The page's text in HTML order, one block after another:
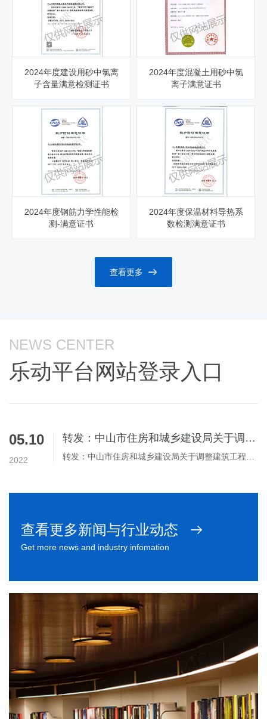
2024年度建设用砂中氯离
子含量满意检测证书
2024年度混凝土用砂中氯
离子满意证书
2024年度钢筋力学性能检
测-满意证书
2024年度保温材料导热系
数检测满意证书
查看更多
NEWS CENTER
乐动平台网站登录入口
05.10
2022
转发：中山市住房和城乡建设局关于调整建筑工程施工许可材料清单
查看更多新闻与行业动态
Get more news and industry infomation